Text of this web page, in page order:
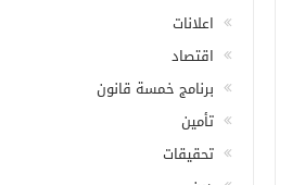
اعلانات
اقتصاد
برنامج خمسة قانون
تأمين
تحقيقات